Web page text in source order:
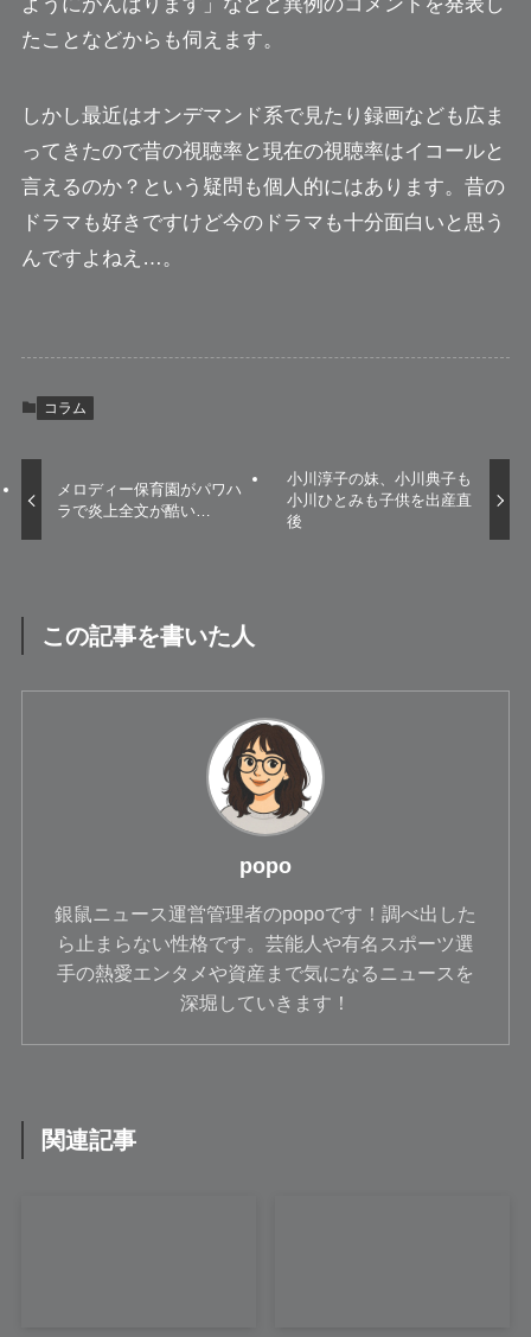
たことなどからも伺えます。
しかし最近はオンデマンド系で見たり録画なども広ま
ってきたので昔の視聴率と現在の視聴率はイコールと
言えるのか？ という疑問も個人的にはあります。昔の
ドラマも好きですけど今のドラマも十分面白いと思う
んですよねえ…。
コラム
メロディー保育園がパワハ
ラで炎上全文が酷い…
小川淳子の妹、小川典子も
小川ひとみも子供を出産直
後
この記事を書いた人
popo
銀鼠ニュース運営管理者のpopoです！調べ出した
ら止まらない性格です。芸能人や有名スポーツ選
手の熱愛エンタメや資産まで気になるニュースを
深堀していきます！
関連記事